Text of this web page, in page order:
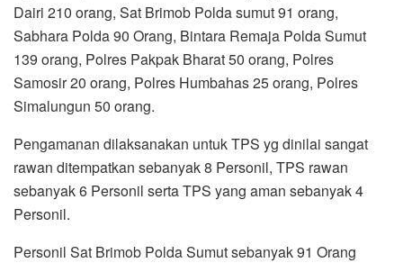
Dairi 210 orang, Sat Brimob Polda sumut 91 orang,
Sabhara Polda 90 Orang, Bintara Remaja Polda Sumut
139 orang, Polres Pakpak Bharat 50 orang, Polres
Samosir 20 orang, Polres Humbahas 25 orang, Polres
Simalungun 50 orang.
Pengamanan dilaksanakan untuk TPS yg dinilai sangat
rawan ditempatkan sebanyak 8 Personil, TPS rawan
sebanyak 6 Personil serta TPS yang aman sebanyak 4
Personil.
Personil Sat Brimob Polda Sumut sebanyak 91 Orang